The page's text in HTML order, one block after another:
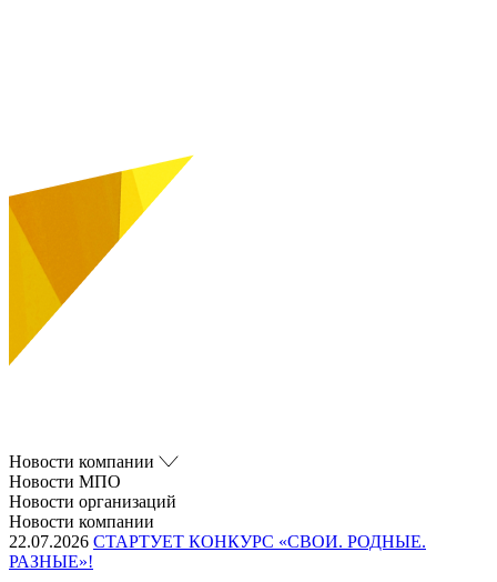
Новости компании
Новости МПО
Новости организаций
Новости компании
22.07.2026 СТАРТУЕТ КОНКУРС «СВОИ. РОДНЫЕ.
РАЗНЫЕ»!